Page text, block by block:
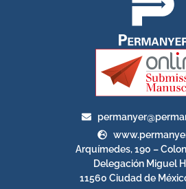
Arquímedes, 190 –
Delegación Miguel
11560 Ciudad de